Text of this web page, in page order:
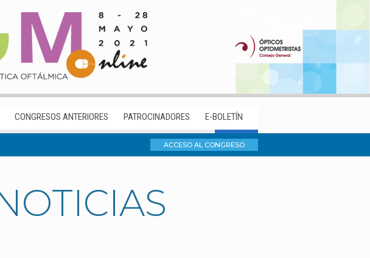
CONGRESOS ANTERIORES PATROCINADORES E-BOLETÍN
ACCESO AL CONGRESO